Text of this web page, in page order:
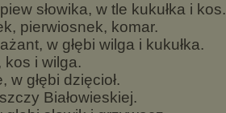
słowika, w tle kukułka i kos.
pierwiosnek, komar.
w głębi wilga i kukułka.
kos i wilga.
w głębi dzięcioł.
Białowieskiej.